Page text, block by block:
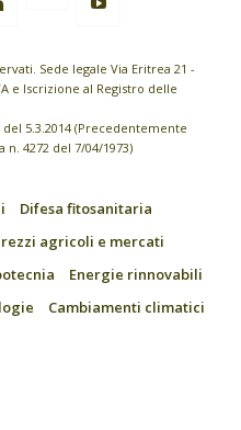
Sede legale Via Eritrea 21 -
e Iscrizione al Registro delle
5.3.2014 (Precedentemente
4272 del 7/04/1973)
Difesa fitosanitaria
agricoli e mercati
Energie rinnovabili
Cambiamenti climatici